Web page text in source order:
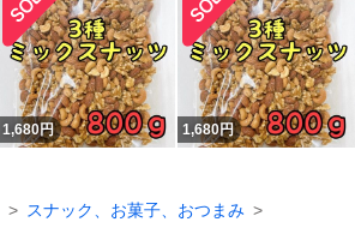
1,680円 1,680円
スナック、お菓子、おつまみ